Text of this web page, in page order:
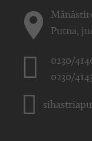
Putna,
0230/
0230/